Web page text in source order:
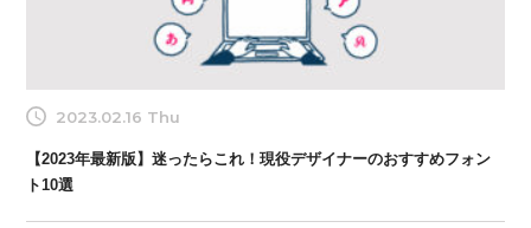
2023.02.16 Thu
【2023年最新版】迷ったらこれ！現役デザイナーのおすすめフォン
ト10選